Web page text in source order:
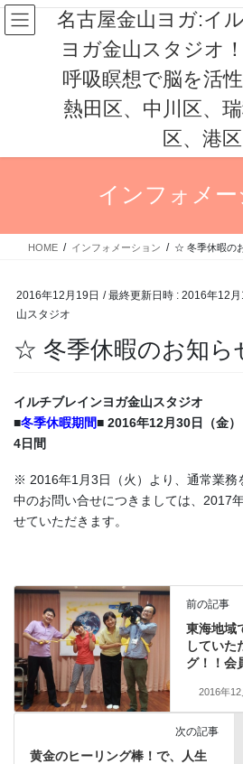
コ
ン
ッ
ナ
ビ
移
名古屋金山ヨガ:イ
ヨガ金山スタジオ！
呼吸瞑想で脳を活性
熱田区、中川区、
区、港区
インフォメー
HOME インフォメーション ☆ 冬季休暇の
2016年12月19日 / 最終更新日時 : 2016年12月
山スタジオ
☆ 冬季休暇のお知
イルチブレインヨガ金山スタジオ
■冬季休暇期間■ 2016年12月30日（金
4日間
※ 2016年1月3日（火）より、通常業務
中のお問い合せにつきましては、2017
せていただきます。
前の記事
東海地域
していた
グ！！会
2016年12
次の記事
黄金のヒーリング棒！で、人生